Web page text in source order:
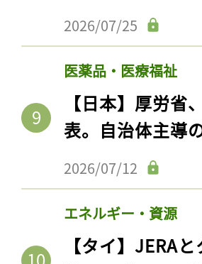
2026/07/25
医薬品・医療福祉
【日本】厚労
表。自治体主導
2026/07/12
エネルギー・資源
【タイ】JERA